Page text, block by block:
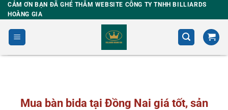
Skip
to
content
CẢM ƠN BẠN ĐÃ GHÉ THĂM WEBSITE CÔNG TY TNHH BILLIARDS
HOÀNG GIA
Mua bàn bida tại Đồng Nai giá tốt, sản